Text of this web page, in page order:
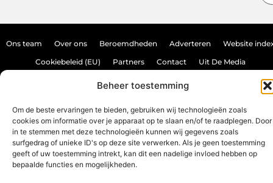
Beheer toestemming
Om de beste ervaringen te bieden, gebruiken wij technologieën zoals
cookies om informatie over je apparaat op te slaan en/of te raadplegen. Door
in te stemmen met deze technologieën kunnen wij gegevens zoals
surfgedrag of unieke ID's op deze site verwerken. Als je geen toestemming
geeft of uw toestemming intrekt, kan dit een nadelige invloed hebben op
bepaalde functies en mogelijkheden.
Ons team Over ons Beroemdheden Adverteren Website
Cookiebeleid (EU) Partners Contact Uit De Media
Backlink kopen: hoe doe je dat veilig en effectief?
All Rights Reserved © 2025
www.source-promo.nl.